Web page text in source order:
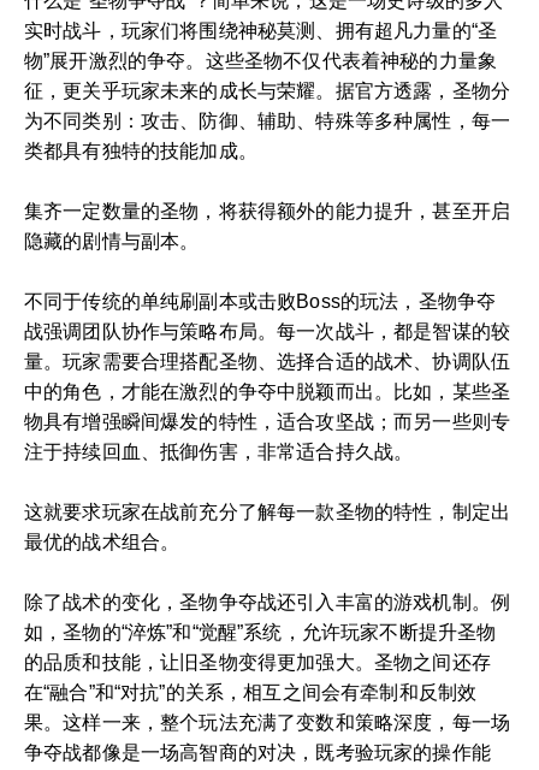
实时战斗，玩家们将围绕神秘莫测、拥有超凡力量的“圣
物”展开激烈的争夺。这些圣物不仅代表着神秘的力量象
征，更关乎玩家未来的成长与荣耀。据官方透露，圣物分
为不同类别：攻击、防御、辅助、特殊等多种属性，每一
类都具有独特的技能加成。
集齐一定数量的圣物，将获得额外的能力提升，甚至开启
隐藏的剧情与副本。
不同于传统的单纯刷副本或击败Boss的玩法，圣物争夺
战强调团队协作与策略布局。每一次战斗，都是智谋的较
量。玩家需要合理搭配圣物、选择合适的战术、协调队伍
中的角色，才能在激烈的争夺中脱颖而出。比如，某些圣
物具有增强瞬间爆发的特性，适合攻坚战；而另一些则专
注于持续回血、抵御伤害，非常适合持久战。
这就要求玩家在战前充分了解每一款圣物的特性，制定出
最优的战术组合。
除了战术的变化，圣物争夺战还引入丰富的游戏机制。例
如，圣物的“淬炼”和“觉醒”系统，允许玩家不断提升圣物
的品质和技能，让旧圣物变得更加强大。圣物之间还存
在“融合”和“对抗”的关系，相互之间会有牵制和反制效
果。这样一来，整个玩法充满了变数和策略深度，每一场
争夺战都像是一场高智商的对决，既考验玩家的操作能